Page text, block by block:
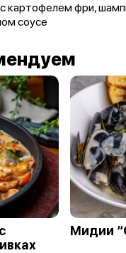
картофелем фри,
соусе
Мидии